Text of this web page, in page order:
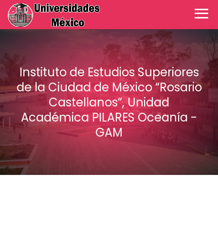
Instituto de Estudios Superiores
de la Ciudad de México “Rosario
Castellanos”, Unidad
Académica PILARES Oceanía -
GAM